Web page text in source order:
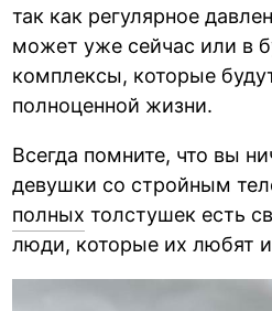
так как регулярное
может уже сейчас или в
комплексы, которые
полноценной жизни.
Всегда помните, что вы
девушки со стройным
полных толстушек есть
люди, которые их любят и